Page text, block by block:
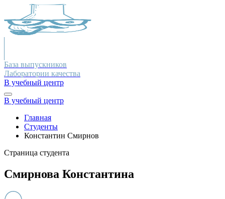
База выпускников
Лаборатории качества
В учебный центр
В учебный центр
Главная
Студенты
Константин Смирнов
Страница студента
Смирнова Константина